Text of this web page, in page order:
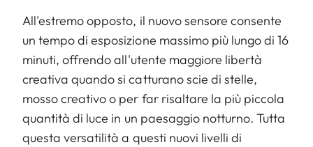
All'estremo opposto, il nuovo sensore consente
un tempo di esposizione massimo più lungo di 16
minuti, offrendo all'utente maggiore libertà
creativa quando si catturano scie di stelle,
mosso creativo o per far risaltare la più piccola
quantità di luce in un paesaggio notturno. Tutta
questa versatilità a questi nuovi livelli di